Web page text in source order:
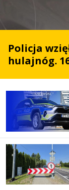
Policja
hulajnóg.